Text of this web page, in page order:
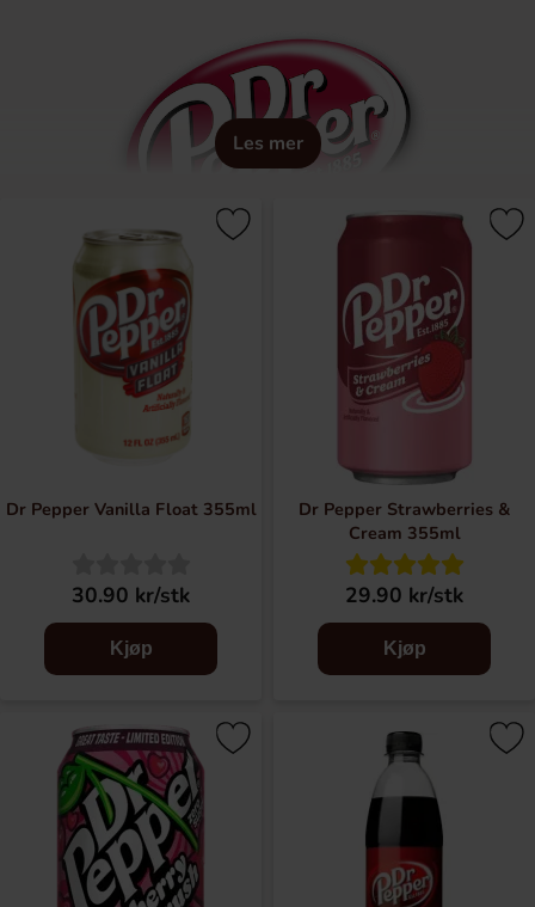
Les mer
Dr Pepper Vanilla Float 355ml
30.90 kr/stk
Kjøp
Dr Pepper Strawberries &
Cream 355ml
29.90 kr/stk
Kjøp